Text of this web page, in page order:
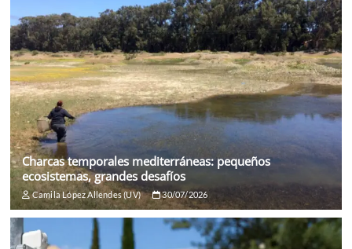
Charcas temporales mediterráneas: pequeños
ecosistemas, grandes desafíos
Camila López Allendes (UV) 30/07/2026